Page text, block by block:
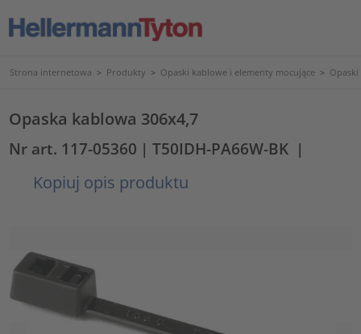
Strona internetowa > Produkty > Opaski kablowe i elementy mocujące >
Opaska kablowa 306x4,7
Nr art. 117-05360 | T50IDH-PA66W-BK |
Kopiuj opis produktu